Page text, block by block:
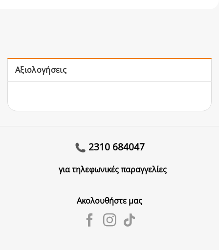
Αξιολογήσεις
2310 684047
για τηλεφωνικές παραγγελίες
Ακολουθήστε μας